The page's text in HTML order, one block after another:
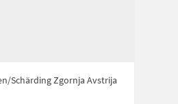
Schärding Zgornja Avstrija